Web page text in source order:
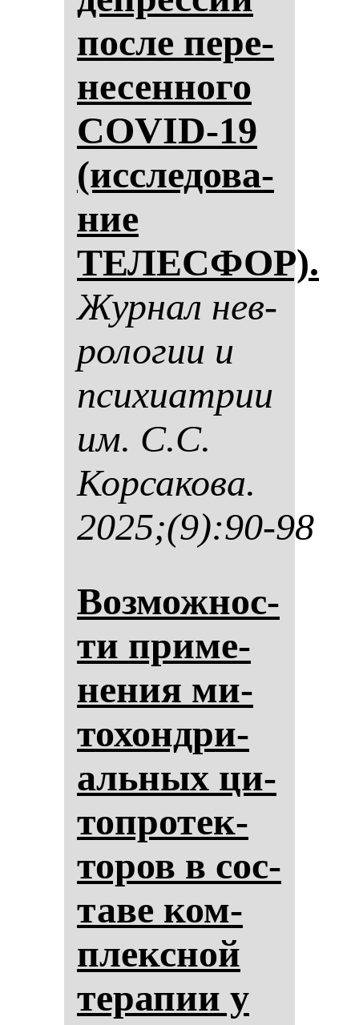
пос­ле пе­ре­
не­сен­но­го
COVID-19
(ис­сле­до­ва­
ние
ТЕЛЕСФОР).
Жур­нал нев­
ро­ло­гии и
пси­хи­ат­рии
им. С.С.
Кор­са­ко­ва.
2025;(9):90-98
Воз­мож­нос­
ти при­ме­
не­ния ми­
то­хон­дри­
аль­ных ци­
топ­ро­тек­
то­ров в сос­
та­ве ком­
плексной
те­ра­пии у